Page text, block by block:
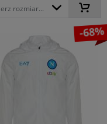
rozmiar...
-68%